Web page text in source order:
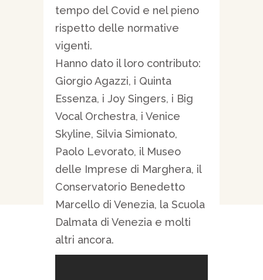
tempo del Covid e nel pieno
rispetto delle normative
vigenti.
Hanno dato il loro contributo:
Giorgio Agazzi, i Quinta
Essenza, i Joy Singers, i Big
Vocal Orchestra, i Venice
Skyline, Silvia Simionato,
Paolo Levorato, il Museo
delle Imprese di Marghera, il
Conservatorio Benedetto
Marcello di Venezia, la Scuola
Dalmata di Venezia e molti
altri ancora.